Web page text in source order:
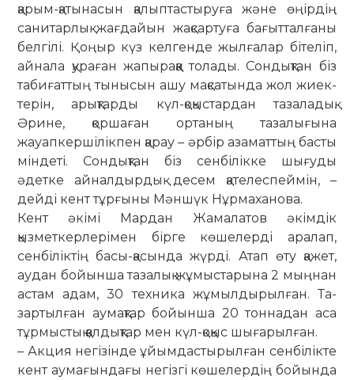
қарым-қатынасын қа­лып­тастыруға және өңірдің
санитарлық жағдайын жақсартуға бағытталғаны
бел­гілі. Қоңыр күз келгенде жылғалар бітеліп,
айнала қураған жапыраққа то­лады. Сондықтан біз
табиғаттың ты­­­­нысын ашу мақсатында жол жиек­
те­рін, арықтарды күл-қоқыстардан та­за­ладық.
Әрине, қоршаған ортаның та­­залығына
жауапкершілікпен қарау – әр­бір азаматтың басты
мін­деті. Сон­­дықтан біз сенбілікке шығуды
әдетке ай­налдырдық десем қате­леспеймін, –
дейді кент тұрғыны Мәншүк Нұрмаханова.
Кент әкімі Мардан Жамалатов әкім­дік
қызметкерлерімен бірге кө­шелерді аралап,
сенбіліктің басы-қа­сында жүрді. Атап өту қажет,
аудан бойынша тазалық жұмыстарына 2 мыңнан
астам адам, 30 техника жұмылдырылған. Та­
зартылған аумақтар бойынша 20 тон­надан аса
тұрмыстық қалдықтар мен күл-қоқыс шығарылған.
– Акция негізінде ұйымдастырылған сенбілікте
кент ау­мағындағы негізгі кө­шелердің бойында